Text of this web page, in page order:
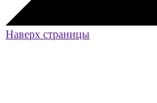
Наверх страницы